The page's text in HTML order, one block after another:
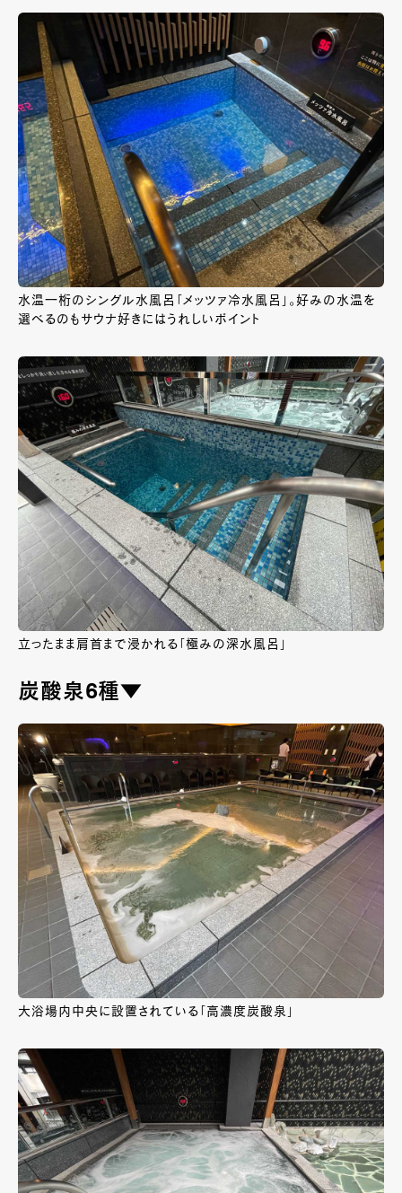
水温一桁のシングル水風呂「メッツァ冷水風呂」。好みの水温を
選べるのもサウナ好きにはうれしいポイント
立ったまま肩首まで浸かれる「極みの深水風呂」
炭酸泉6種▼
大浴場内中央に設置されている「高濃度炭酸泉」